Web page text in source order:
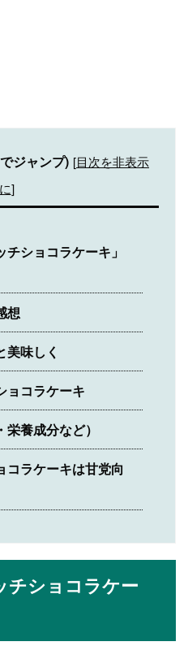
ジャンプ) [目次を非表示
に]
ショコラケーキ」
想
美味しく
ョコラケーキ
養成分など）
コラケーキは甘党向
チショコラケー